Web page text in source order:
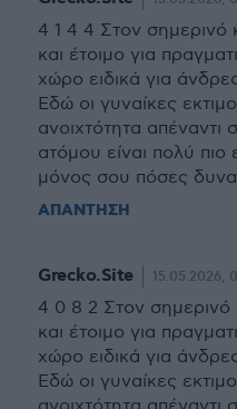
4 1 4 4 Στον σημερινό
και έτοιμο για
χώρο ειδικά για
Εδώ οι γυναίκες
ανοιχτότητα
ατόμου είναι πολύ
μόνος σου πόσες
ΑΠΑΝΤΗΣΗ
Grecko.Site 15.05.2026,
4 0 8 2 Στον σημερινό
και έτοιμο για
χώρο ειδικά για
Εδώ οι γυναίκες